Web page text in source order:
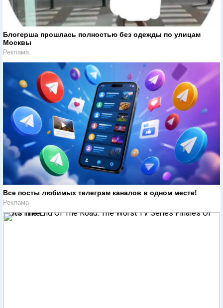
Блогерша прошлась полностью без одежды по улицам
Москвы
Реклама
Все посты любимых телеграм каналов в одном месте!
Реклама